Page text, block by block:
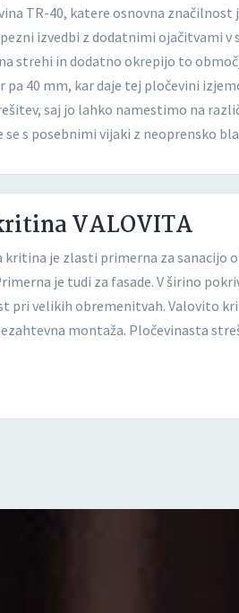
TR-40, katere osnovna
izvedbi z dodatnimi ojačitvami
strehi in dodatno okrepijo to
pa 40 mm, kar daje tej pločevini
saj jo lahko namestimo na
s posebnimi vijaki z neoprensko
VALOVITA
kritina je zlasti primerna za
je tudi za fasade. V širino
pri velikih obremenitvah. Valovito
montaža. Pločevinasta